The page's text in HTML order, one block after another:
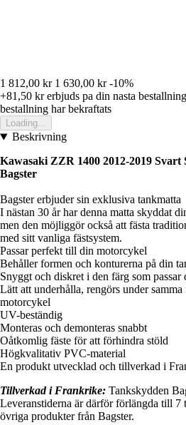
1 812,00 kr 1 630,00 kr -10%
+81,50 krerbjuds pa din nasta bestallning
bestallning har bekraftats
Loading...
Beskrivning
Kawasaki ZZR 1400 2012-2019 Svart
Bagster
Bagster erbjuder sin exklusiva tankmatta
I nästan 30 år har denna matta skyddat
men den möjliggör också att fästa
med sitt vanliga fästsystem.
Passar perfekt till din motorcykel
Behåller formen och konturerna på din
Snyggt och diskret i den färg som
Lätt att underhålla, rengörs under
motorcykel
UV-beständig
Monteras och demonteras snabbt
Oåtkomlig fäste för att förhindra stöld
Högkvalitativ PVC-material
En produkt utvecklad och tillverkad i
Tillverkad i Frankrike: Tankskydden
Leveranstiderna är därför förlängda till 7
övriga produkter från Bagster.